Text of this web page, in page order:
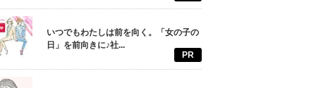
いつでもわたしは前を向く。「女の子の
日」を前向きに♪社...
PR